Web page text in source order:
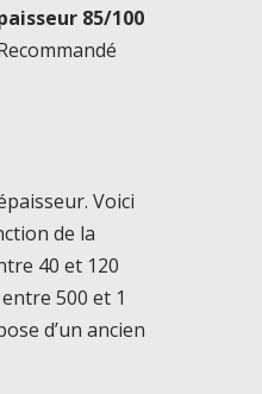
85/100
Voici
de la
40 et 120
500 et 1
d’un ancien